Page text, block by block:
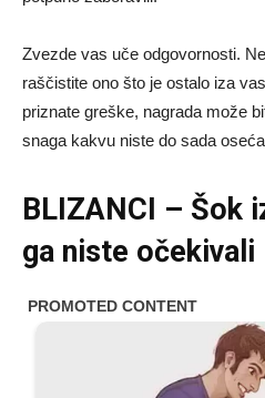
Zvezde vas uče odgovornosti.
raščistite ono što je ostalo iza
priznate greške, nagrada može
snaga kakvu niste do sada
BLIZANCI – Šok
ga niste očekivali